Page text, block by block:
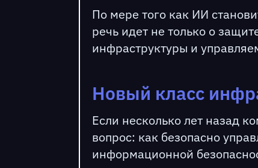
По мере того как ИИ
речь идет не только о
инфраструктуры и
Новый класс
Если несколько лет назад
вопрос: как безопасно
информационной